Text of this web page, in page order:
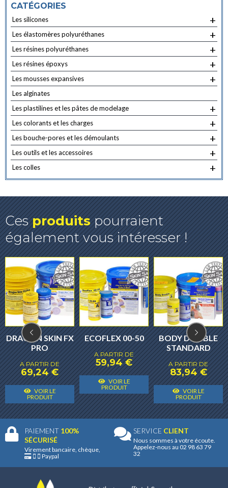
CATÉGORIES
+
Les silicones
+
Les élastomères polyuréthanes
+
Les résines polyuréthanes
+
Les résines époxys
+
Les mousses expansives
Les alginates
+
Les plastilines et les pâtes de modelage
+
Les colorants et les charges
+
Les bouche-pores et les démoulants
+
Les outils et les accessoires
+
Les colles
Cesproduitspourraient
également vous intéresser !
Ce
produit
a
variantes.
options
DRAGON SKIN FX
PRO
A PARTIR DE
69,24€
VOIR LE
PRODUIT
Ce
produit
a
variantes.
Les
ECOFLEX 00-50
A PARTIR DE
59,94€
VOIR LE
PRODUIT
Ce
produit
a
plusieurs
Les
options
BODY DOUBLE
STANDARD
A PARTIR DE
83,94€
VOIR LE
PRODUIT
a
PAIEMENT 100%
SÉCURISÉ
Virement bancaire, chèque,
Paypal
SERVICE CLIENT
Nous sommes à votre écoute.
Appelez-nous au 02 98 63 79
32